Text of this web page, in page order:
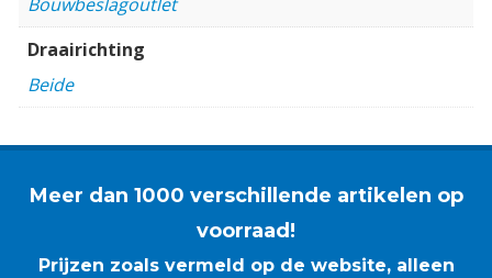
Draairichting
Beide
Meer dan 1000 verschillende artikelen op
voorraad!
Prijzen zoals vermeld op de website, alleen